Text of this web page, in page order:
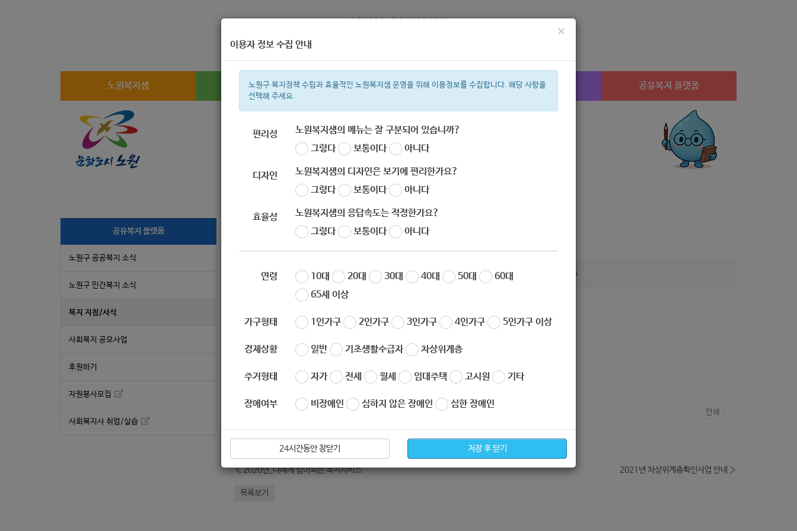
노원복지샘 복지정보 복지서비스 신청 복지시설찾기 공유복지 플랫폼
복지관 지원금 ìº 이용시설 성민복지관 상계1 안심일자리
×
이용자 정보 수집 안내
노원구 복지정책 수립과 효율적인 노원복지샘 운영을 위해 이용정보를 수집합니다. 해당 사항을
선택해 주세요.
편리성
노원복지샘의 메뉴는 잘 구분되어 있습니까?
그렇다
보통이다 아니다
디자인
노원복지샘의 디자인은 보기에 편리한가요?
그렇다
보통이다 아니다
효율성
노원복지샘의 응답속도는 적정한가요?
그렇다
보통이다 아니다
연령 10대 20대 30대 40대 50대
60대
65세 이상
가구형태 1인가구 2인가구 3인가구 4인가구 5인가구 이상
경제상황 일반 기초생활수급자 차상위계층
주거형태 자가 전세 월세 임대주택 고시원 기타
장애여부 비장애인 심하지 않은 장애인 심한 장애인
24시간동안 창닫기 저장 후 닫기
공유복지 플랫폼
노원구 공공복지 소식
노원구 민간복지 소식
복지 지침/서식
사회복지 공모사업
후원하기
자원봉사모집
사회복지사 취업/실습
지침 작성자 노원 복지샘 작성일 2020-05-20 13:31 246
싫어요 인쇄
2020년_차상위_본인부담경감대상자_지원사업_안내수정.pdf
«2020년_나에게 힘이되는 복지서비스 2021년 차상위계층확인사업 안내 »
목록보기